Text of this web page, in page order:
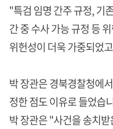
"특검 임명 간주 규정, 기
간 중 수사 가능 규정 등
위헌성이 더욱 가중되었
박 장관은 경북경찰청에
정한 점도 이유로 들었습
박 장관은 "사건을 송치